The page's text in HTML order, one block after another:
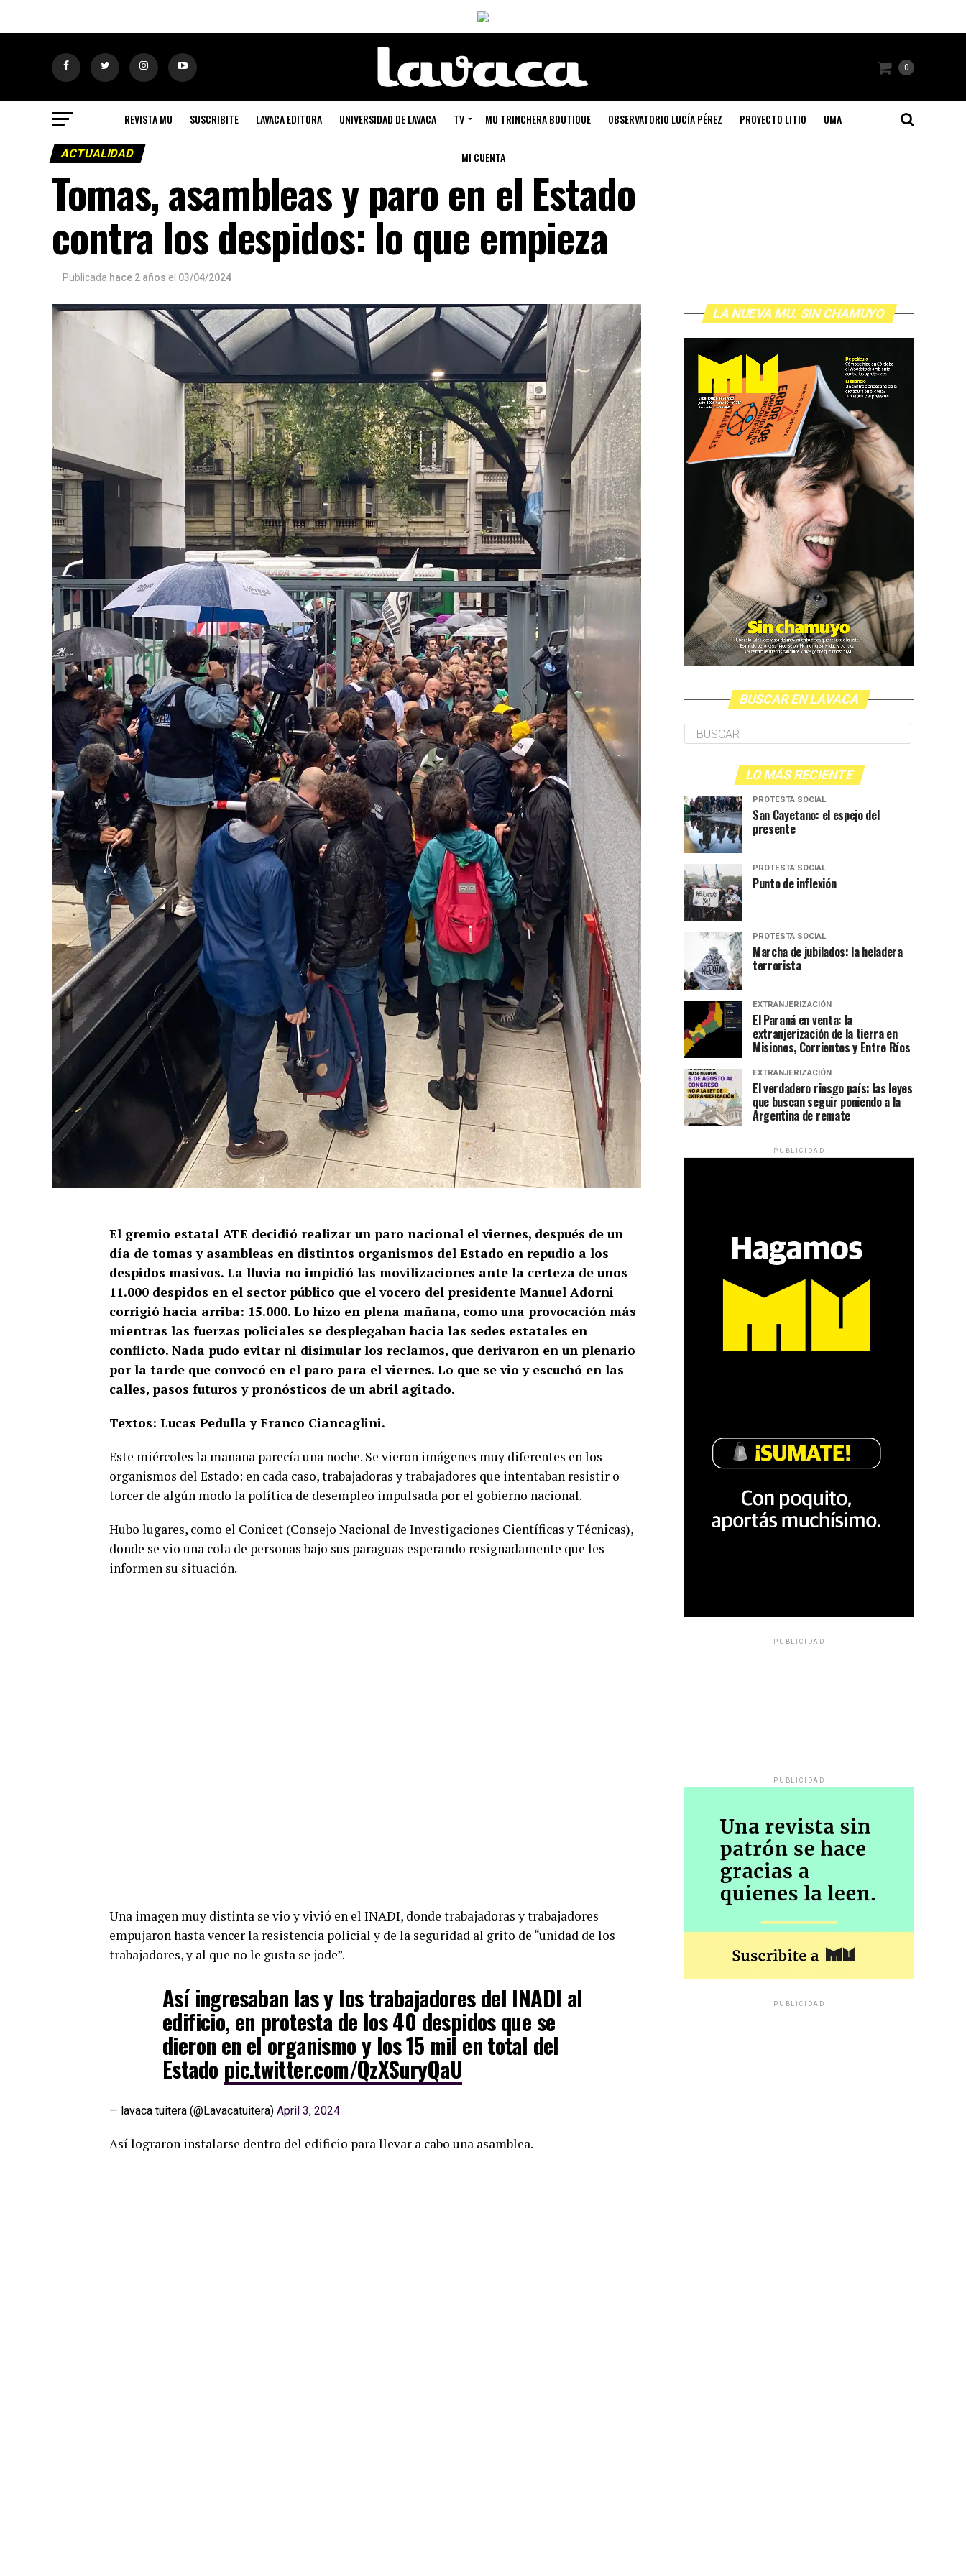
0
REVISTA MU SUSCRIBITE LAVACA EDITORA UNIVERSIDAD DE LAVACA TV MU TRINCHERA BOUTIQUE OBSERVATORIO LUCÍA PÉREZ PROYECTO LITIO UMA
MI CUENTA
ACTUALIDAD
Tomas, asambleas y paro en el Estado
contra los despidos: lo que empieza
Publicada hace 2 años el 03/04/2024
El gremio estatal ATE decidió realizar un paro nacional el viernes, después de un
día de tomas y asambleas en distintos organismos del Estado en repudio a los
despidos masivos. La lluvia no impidió las movilizaciones ante la certeza de unos
11.000 despidos en el sector público que el vocero del presidente Manuel Adorni
corrigió hacia arriba: 15.000. Lo hizo en plena mañana, como una provocación más
mientras las fuerzas policiales se desplegaban hacia las sedes estatales en
conflicto. Nada pudo evitar ni disimular los reclamos, que derivaron en un plenario
por la tarde que convocó en el paro para el viernes. Lo que se vio y escuchó en las
calles, pasos futuros y pronósticos de un abril agitado.
Textos: Lucas Pedulla y Franco Ciancaglini.
Este miércoles la mañana parecía una noche. Se vieron imágenes muy diferentes en los
organismos del Estado: en cada caso, trabajadoras y trabajadores que intentaban resistir o
torcer de algún modo la política de desempleo impulsada por el gobierno nacional.
Hubo lugares, como el Conicet (Consejo Nacional de Investigaciones Científicas y Técnicas),
donde se vio una cola de personas bajo sus paraguas esperando resignadamente que les
informen su situación.
Una imagen muy distinta se vio y vivió en el INADI, donde trabajadoras y trabajadores
empujaron hasta vencer la resistencia policial y de la seguridad al grito de “unidad de los
trabajadores, y al que no le gusta se jode”.
Así ingresaban las y los trabajadores del INADI al
edificio, en protesta de los 40 despidos que se
dieron en el organismo y los 15 mil en total del
Estado pic.twitter.com/QzXSuryQaU
— lavaca tuitera (@Lavacatuitera) April 3, 2024
Así lograron instalarse dentro del edificio para llevar a cabo una asamblea.
LA NUEVA MU. SIN CHAMUYO
BUSCAR EN LAVACA
LO MÁS RECIENTE
PROTESTA SOCIAL
San Cayetano: el espejo del
presente
PROTESTA SOCIAL
Punto de inflexión
PROTESTA SOCIAL
Marcha de jubilados: la heladera
terrorista
EXTRANJERIZACIÓN
El Paraná en venta: la
extranjerización de la tierra en
Misiones, Corrientes y Entre Ríos
EXTRANJERIZACIÓN
El verdadero riesgo país: las leyes
que buscan seguir poniendo a la
Argentina de remate
PUBLICIDAD
PUBLICIDAD
PUBLICIDAD